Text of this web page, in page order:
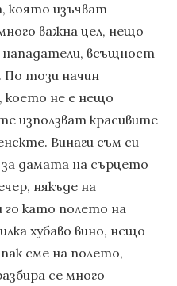
която изъчват
важна цел, нещо
всъщност
По този начин
което не е нещо
използват красивите
Винаги съм си
дамата на сърцето
някъде на
като полето на
хубаво вино, нещо
сме на полето,
се много